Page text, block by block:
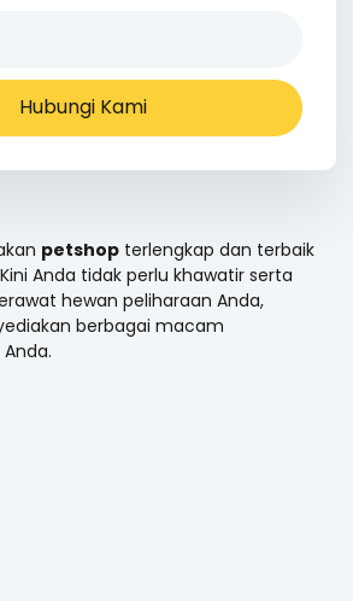
Hubungi Kami
petshop terlengkap dan terbaik
Anda tidak perlu khawatir serta
hewan peliharaan Anda,
berbagai macam